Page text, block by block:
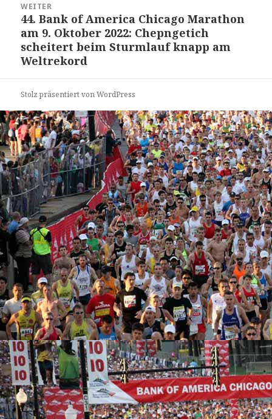
WEITER
Nächster
Beitrag:
44. Bank of America Chicago Marathon
am 9. Oktober 2022: Chepngetich
scheitert beim Sturmlauf knapp am
Weltrekord
Stolz präsentiert von WordPress